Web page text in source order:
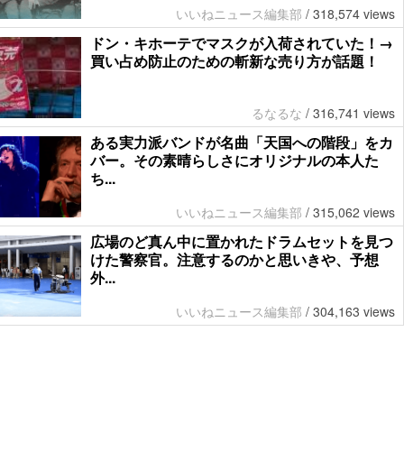
いいねニュース編集部 / 318,574 views
ドン・キホーテでマスクが入荷されていた！→
買い占め防止のための斬新な売り方が話題！
るなるな / 316,741 views
ある実力派バンドが名曲「天国への階段」をカ
バー。その素晴らしさにオリジナルの本人た
ち...
いいねニュース編集部 / 315,062 views
広場のど真ん中に置かれたドラムセットを見つ
けた警察官。注意するのかと思いきや、予想
外...
いいねニュース編集部 / 304,163 views